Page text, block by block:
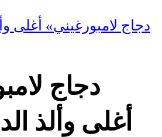
أغلى وألذ